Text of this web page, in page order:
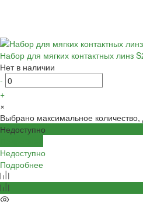
Набор для мягких контактных линз
Нет в наличии
-
+
×
Выбрано максимальное количество,
Недоступно
Недоступно
Подробнее